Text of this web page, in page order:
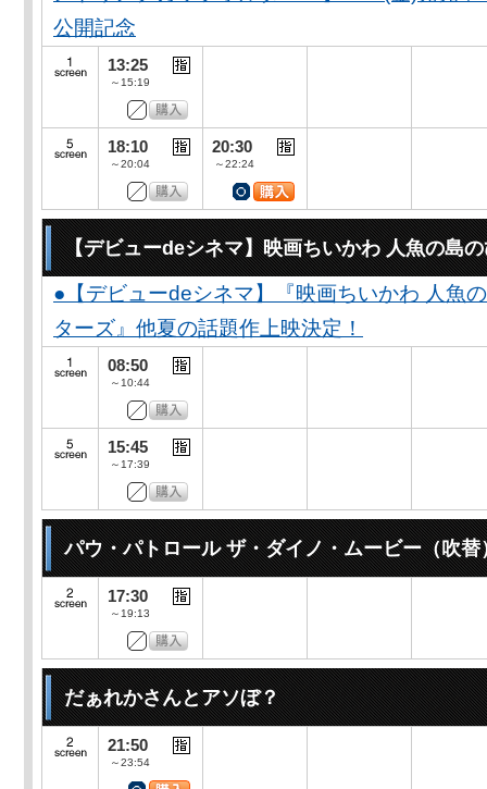
公開記念
13:25
～15:19
18:10
～20:04
20:30
～22:24
【デビューdeシネマ】映画ちいかわ 人魚の島
●【デビューdeシネマ】『映画ちいかわ 人魚
ターズ』他夏の話題作上映決定！
08:50
～10:44
15:45
～17:39
パウ・パトロール ザ・ダイノ・ムービー（吹替
17:30
～19:13
だぁれかさんとアソぼ？
21:50
～23:54